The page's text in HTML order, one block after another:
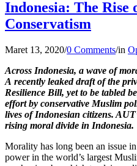
Indonesia: The Rise
Conservatism
Maret 13, 2020/0 Comments/in
Across Indonesia, a wave of
A recently leaked draft of the
Resilience Bill, yet to be tabled
effort by conservative Muslim
lives of Indonesian citizens.
rising moral divide in Indonesia.
Morality has long been an issue
power in the world’s largest